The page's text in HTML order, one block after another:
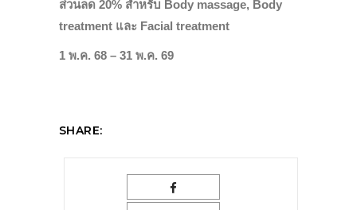
ส่วนลด 20% สำหรับ Body massage, Body
treatment และ Facial treatment
1 พ.ค. 68 – 31 พ.ค. 69
SHARE: